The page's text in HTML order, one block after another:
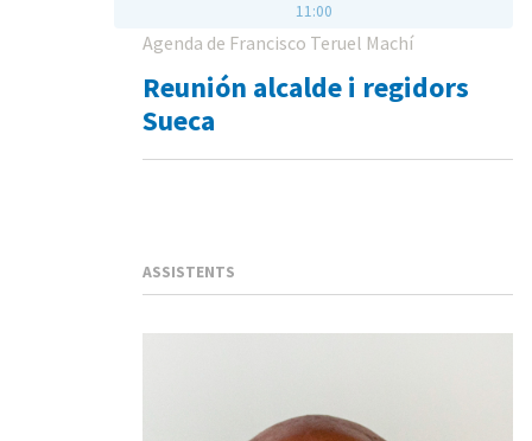
11:00
Agenda de Francisco Teruel Machí
Reunión alcalde i regidors
Sueca
ASSISTENTS